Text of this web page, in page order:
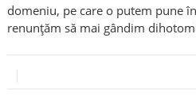
domeniu, pe care o putem pune
renunţăm să mai gândim